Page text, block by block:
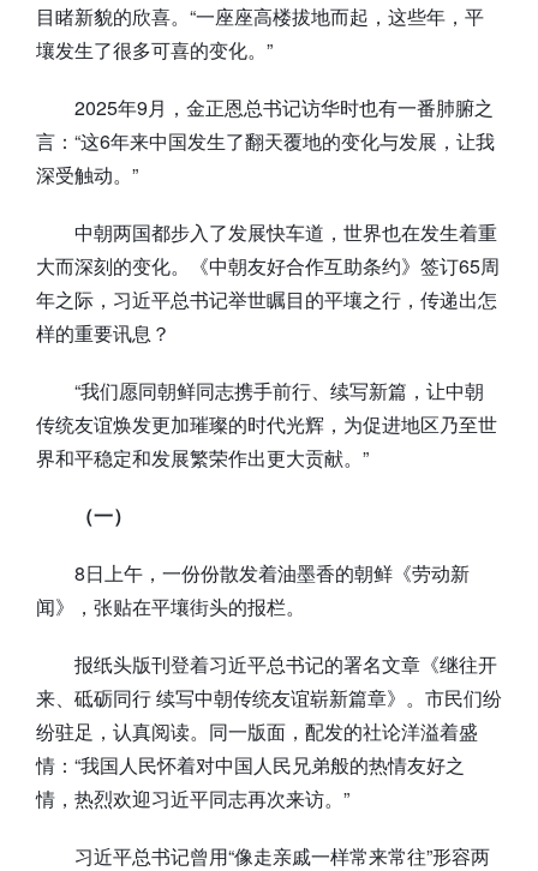
目睹新貌的欣喜。“一座座高楼拔地而起，这些年，平
壤发生了很多可喜的变化。”
2025年9月，金正恩总书记访华时也有一番肺腑之
言：“这6年来中国发生了翻天覆地的变化与发展，让我
深受触动。”
中朝两国都步入了发展快车道，世界也在发生着重
大而深刻的变化。《中朝友好合作互助条约》签订65周
年之际，习近平总书记举世瞩目的平壤之行，传递出怎
样的重要讯息？
“我们愿同朝鲜同志携手前行、续写新篇，让中朝
传统友谊焕发更加璀璨的时代光辉，为促进地区乃至世
界和平稳定和发展繁荣作出更大贡献。”
（一）
8日上午，一份份散发着油墨香的朝鲜《劳动新
闻》，张贴在平壤街头的报栏。
报纸头版刊登着习近平总书记的署名文章《继往开
来、砥砺同行 续写中朝传统友谊崭新篇章》。市民们纷
纷驻足，认真阅读。同一版面，配发的社论洋溢着盛
情：“我国人民怀着对中国人民兄弟般的热情友好之
情，热烈欢迎习近平同志再次来访。”
习近平总书记曾用“像走亲戚一样常来常往”形容两